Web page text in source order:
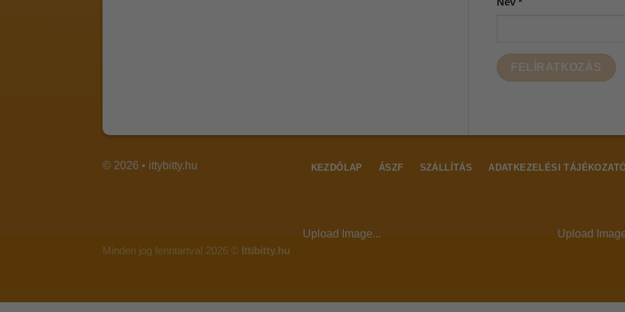
© 2026 • ittybitty.hu KEZDŐLAP ÁSZF SZÁLLÍTÁS ADATKEZELÉSI
Upload Image... Upload
Minden jog fenntartva! 2026 © Ittibitty.hu